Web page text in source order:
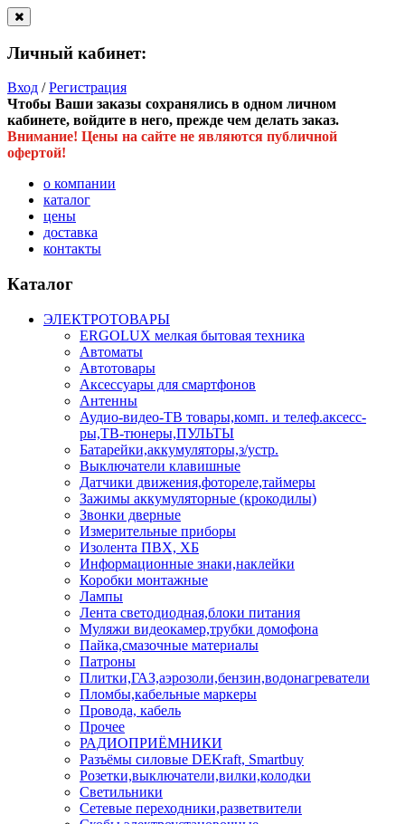
Личный кабинет:
Вход /Регистрация
Чтобы Ваши заказы сохранялись в одном личном
кабинете, войдите в него, прежде чем делать заказ.
Внимание! Цены на сайте не являются публичной
офертой!
о компании
каталог
цены
доставка
контакты
Каталог
ЭЛЕКТРОТОВАРЫ
ERGOLUX мелкая бытовая техника
Автоматы
Автотовары
Аксессуары для смартфонов
Антенны
Аудио-видео-ТВ товары,комп. и телеф.аксесс-
ры,ТВ-тюнеры,ПУЛЬТЫ
Батарейки,аккумуляторы,з/устр.
Выключатели клавишные
Датчики движения,фотореле,таймеры
Зажимы аккумуляторные (крокодилы)
Звонки дверные
Измерительные приборы
Изолента ПВХ, ХБ
Информационные знаки,наклейки
Коробки монтажные
Лампы
Лента светодиодная,блоки питания
Муляжи видеокамер,трубки домофона
Пайка,смазочные материалы
Патроны
Плитки,ГАЗ,аэрозоли,бензин,водонагреватели
Пломбы,кабельные маркеры
Провода, кабель
Прочее
РАДИОПРИЁМНИКИ
Разъёмы силовые DEKraft, Smartbuy
Розетки,выключатели,вилки,колодки
Светильники
Сетевые переходники,разветвители